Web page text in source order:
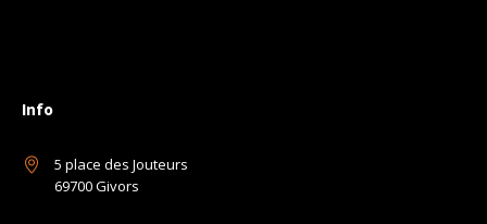
Info
5 place des Jouteurs
69700 Givors